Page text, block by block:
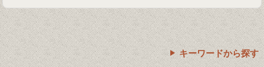
キーワードから探す